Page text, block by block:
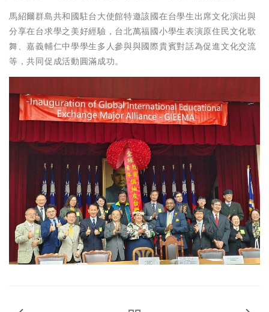
馬紹爾群島共和國駐台大使館特邀該國在台學生出席文化演出與
分享在台求學之美好經驗，台北萬福國小學生表演原住民文化歌
舞、嘉義輔仁中學學生多人參與與國際貴賓對話為促進文化交流
等，共同促成活動圓滿成功。